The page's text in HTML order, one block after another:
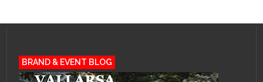
BRAND & EVENT BLOG